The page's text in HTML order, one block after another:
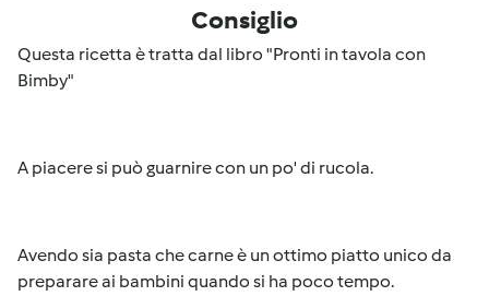
Consiglio
Questa ricetta è tratta dal libro "Pronti in tavola con
Bimby"
A piacere si può guarnire con un po' di rucola.
Avendo sia pasta che carne è un ottimo piatto unico da
preparare ai bambini quando si ha poco tempo.